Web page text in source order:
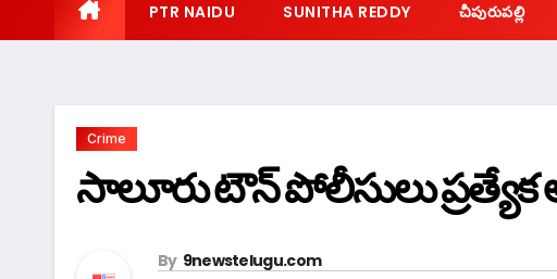
PTR NAIDU SUNITHA REDDY చీపురుపల్లి
Crime
సాలూరు టౌన్ పోలీసులు
By 9newstelugu.com